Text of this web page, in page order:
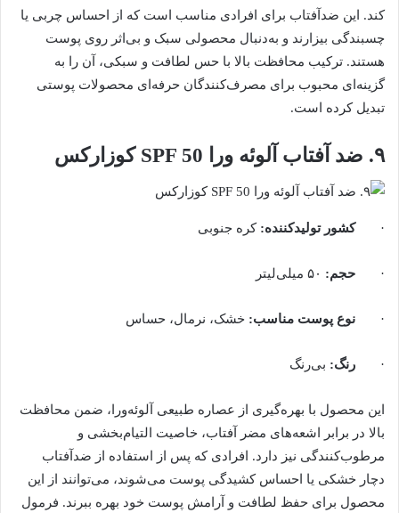
کند. این ضدآفتاب برای افرادی مناسب است که از احساس چربی یا
چسبندگی بیزارند و به‌دنبال محصولی سبک و بی‌اثر روی پوست
هستند. ترکیب محافظت بالا با حس لطافت و سبکی، آن را به
گزینه‌ای محبوب برای مصرف‌کنندگان حرفه‌ای محصولات پوستی
تبدیل کرده است.
۹. ضد آفتاب آلوئه ورا SPF 50 کوزارکس
·کشور تولیدکننده: کره جنوبی
· حجم:
· نوع پوست مناسب: خشک، نرمال، حساس
· رنگ: بی‌رنگ
این محصول با بهره‌گیری از عصاره طبیعی آلوئه‌ورا، ضمن محافظت
بالا در برابر اشعه‌های مضر آفتاب، خاصیت التیام‌بخشی و
مرطوب‌کنندگی نیز دارد. افرادی که پس از استفاده از ضدآفتاب
دچار خشکی یا احساس کشیدگی پوست می‌شوند، می‌توانند از این
محصول برای حفظ لطافت و آرامش پوست خود بهره ببرند. فرمول